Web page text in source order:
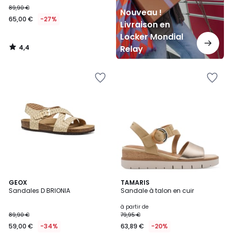
89,90 €
65,00 € -27%
4,4
/
Nouveau !
Livraison en
Locker Mondial
Relay
GEOX
Sandales D BRIONIA
89,90 €
59,00 € -34%
TAMARIS
Sandale à talon en cuir
à partir de
79,95 €
63,89 € -20%
3
Couleurs